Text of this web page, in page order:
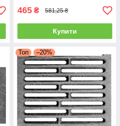
465 ₴ 581,25 ₴
Купити
Топ –20%